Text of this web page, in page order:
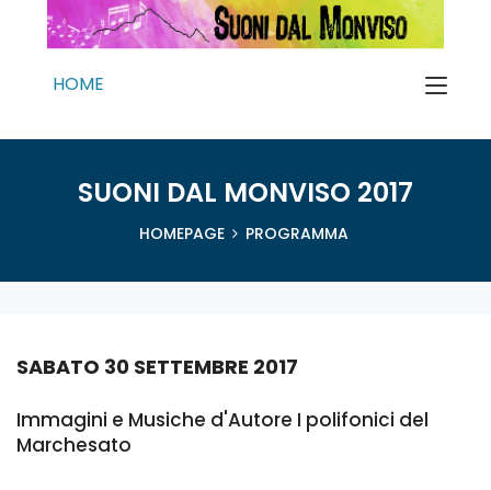
HOME
SUONI DAL MONVISO 2017
HOMEPAGE PROGRAMMA
SABATO 30 SETTEMBRE 2017
Immagini e Musiche d'Autore I polifonici del
Marchesato